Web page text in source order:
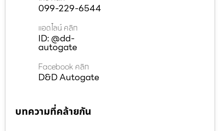
099-229-6544
แอดไลน์ คลิก
ID: @dd-
autogate
Facebook คลิก
D&D Autogate
บทความที่คล้ายกัน